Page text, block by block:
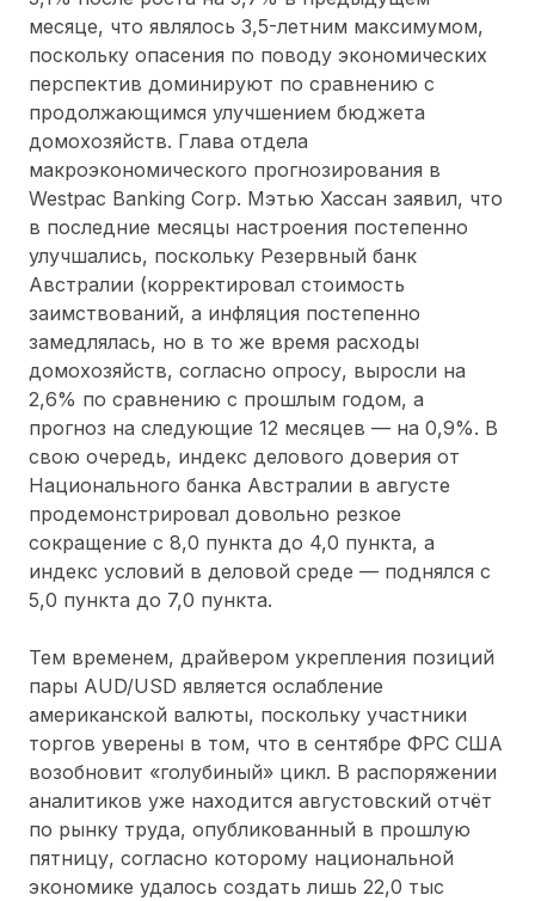
месяце, что являлось 3,5-летним максимумом,
поскольку опасения по поводу экономических
перспектив доминируют по сравнению с
продолжающимся улучшением бюджета
домохозяйств. Глава отдела
макроэкономического прогнозирования в
Westpac Banking Corp. Мэтью Хассан заявил, что
в последние месяцы настроения постепенно
улучшались, поскольку Резервный банк
Австралии (корректировал стоимость
заимствований, а инфляция постепенно
замедлялась, но в то же время расходы
домохозяйств, согласно опросу, выросли на
2,6% по сравнению с прошлым годом, а
прогноз на следующие 12 месяцев — на 0,9%. В
свою очередь, индекс делового доверия от
Национального банка Австралии в августе
продемонстрировал довольно резкое
сокращение с 8,0 пункта до 4,0 пункта, а
индекс условий в деловой среде — поднялся с
5,0 пункта до 7,0 пункта.
Тем временем, драйвером укрепления позиций
пары AUD/USD является ослабление
американской валюты, поскольку участники
торгов уверены в том, что в сентябре ФРС США
возобновит «голубиный» цикл. В распоряжении
аналитиков уже находится августовский отчёт
по рынку труда, опубликованный в прошлую
пятницу, согласно которому национальной
экономике удалось создать лишь 22,0 тыс